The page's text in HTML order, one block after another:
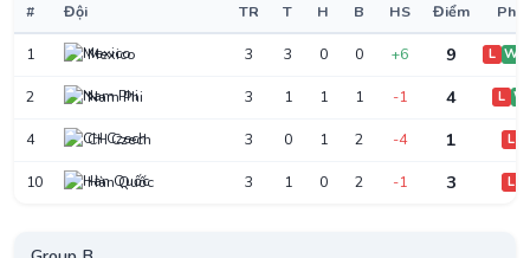
# Đội TR T H B HS Điểm
1 Mexico 3 3 0 0 +6 9 L W
2 Nam Phi 3 1 1 1 -1 4 L W
4 CH Czech 3 0 1 2 -4 1 L
10 Hàn Quốc 3 1 0 2 -1 3 L